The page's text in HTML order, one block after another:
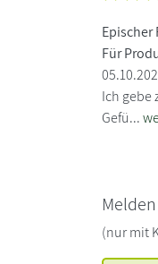
Epischer
Für
Ich gebe
Gefü...
(nur mit